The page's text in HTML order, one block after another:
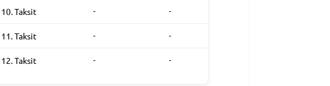
10. Taksit - -
11. Taksit - -
12. Taksit - -